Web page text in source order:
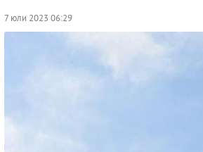
7 юли 2023 06:29